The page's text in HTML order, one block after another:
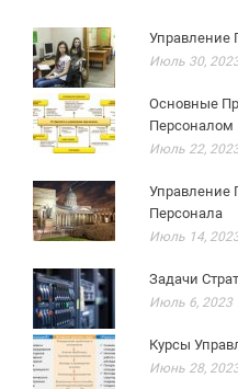
Управление
Июль 30,
Основные
Персоналом
Июль 22,
Управление
Персонала
Июль 14,
Задачи
Июль 6, 2023
Курсы
Июнь 28,